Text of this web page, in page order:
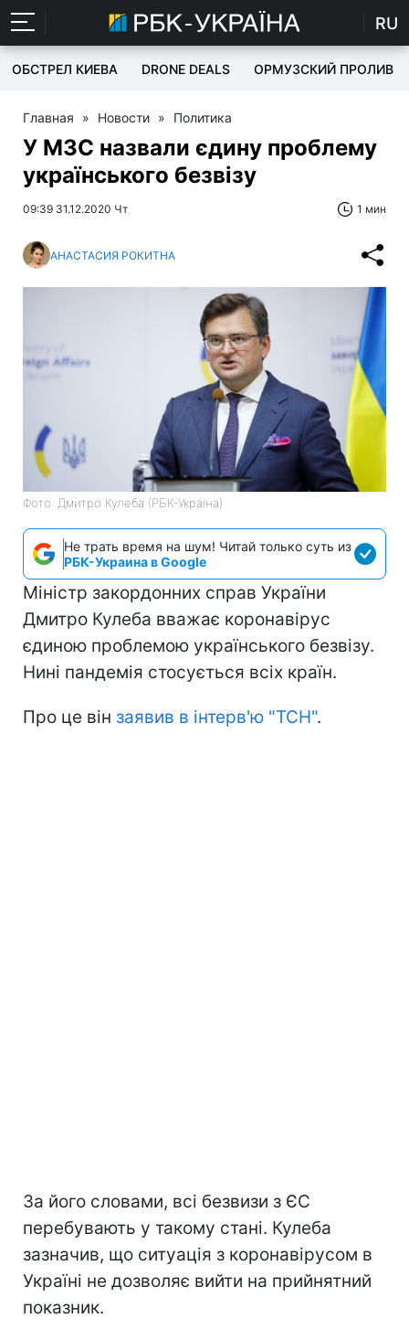
RU
ОБСТРЕЛ КИЕВА DRONE DEALS ОРМУЗСКИЙ ПРОЛИВ
Главная » Новости » Политика
У МЗС назвали єдину проблему
українського безвізу
09:39 31.12.2020 Чт 1 мин
АНАСТАСИЯ РОКИТНА
Фото: Дмитро Кулеба (РБК-Україна)
Не трать время на шум! Читай только суть из
РБК-Украина в Google
Міністр закордонних справ України
Дмитро Кулеба вважає коронавірус
єдиною проблемою українського безвізу.
Нині пандемія стосується всіх країн.
Про це він заявив в інтерв'ю "ТСН".
За його словами, всі безвизи з ЄС
перебувають у такому стані. Кулеба
зазначив, що ситуація з коронавірусом в
Україні не дозволяє вийти на прийнятний
показник.